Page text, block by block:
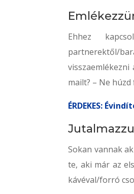
Ehhez
partnerektől/
mailt? – Ne
ÉRDEKES:
Sokan vannak
te, aki már az
kávéval/forró